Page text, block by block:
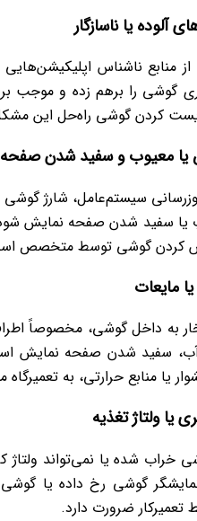
آلوده یا ناسازگار
از منابع ناشناس
گوشی را برهم زده و موجب
کردن گوشی راه‌حل این
یا معیوب و سفید شدن صفحه
سیستم‌عامل، شارژ
یا سفید شدن صفحه نمایش
کردن گوشی توسط متخصص
مایعات
به داخل گوشی، مخصوصاً
سفید شدن صفحه نمایش
یا منابع حرارتی، به تعمیرگاه
یا ولتاژ تغذیه
خراب شده یا نمی‌تواند
گوشی رخ داده یا گوشی
تعمیرکار ضرورت دارد.